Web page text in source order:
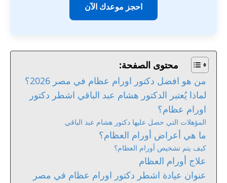
احجز موعدك الآن
محتوى الصفحة:
من هو افضل دكتور اورام عظام في مصر 2026؟
لماذا يُعتبر الدكتور هشام عبد الباقي اشطر دكتور
اورام عظام؟
المؤهلات التي حصل عليها دكتور هشام عبد الباقي
ما هي أعراض أورام العظام؟
كيف يتم تشخيص أورام العظام؟
علاج أورام العظام
عنوان عيادة اشطر دكتور اورام عظام في مصر